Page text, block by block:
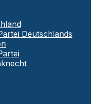
Deutschlands